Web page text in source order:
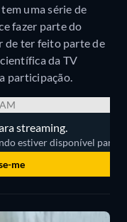
uma série de
fazer parte do
de ter feito parte de
da TV
participação.
streaming.
estiver disponível para
me